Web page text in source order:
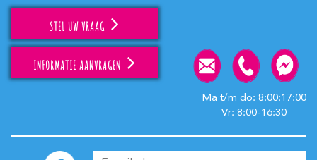
STEL UW VRAAG
INFORMATIE AANVRAGEN
Ma t/m do: 8:00:17:00
Vr: 8:00-16:30